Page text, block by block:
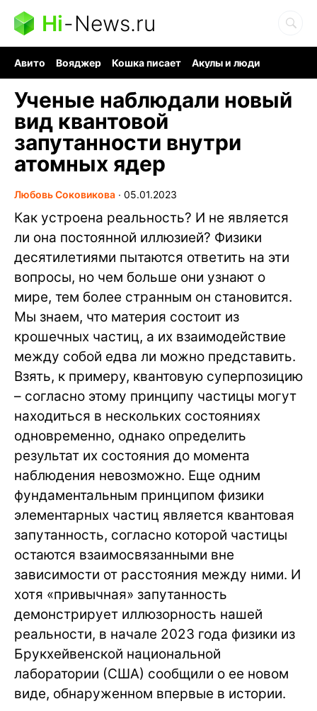
Hi-News.ru
Авито Вояджер Кошка писает
Акулы и люди
Ученые наблюдали новый
вид квантовой
запутанности внутри
атомных ядер
Любовь Соковикова ∙ 05.01.2023
Как устроена реальность? И не является
ли она постоянной иллюзией? Физики
десятилетиями пытаются ответить на эти
вопросы, но чем больше они узнают о
мире, тем более странным он становится.
Мы знаем, что материя состоит из
крошечных частиц, а их взаимодействие
между собой едва ли можно представить.
Взять, к примеру, квантовую суперпозицию
– согласно этому принципу частицы могут
находиться в нескольких состояниях
одновременно, однако определить
результат их состояния до момента
наблюдения невозможно. Еще одним
фундаментальным принципом физики
элементарных частиц является квантовая
запутанность, согласно которой частицы
остаются взаимосвязанными вне
зависимости от расстояния между ними. И
хотя «привычная» запутанность
демонстрирует иллюзорность нашей
реальности, в начале 2023 года физики из
Брукхейвенской национальной
лаборатории (США) сообщили о ее новом
виде, обнаруженном впервые в истории.